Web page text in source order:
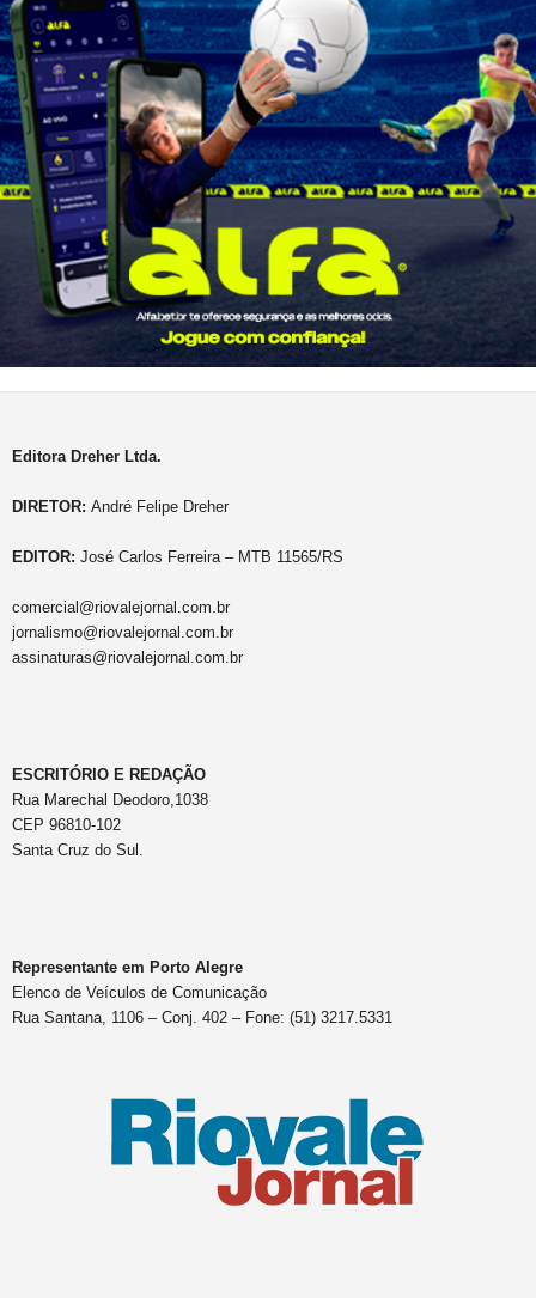
Editora Dreher Ltda.
DIRETOR: André Felipe Dreher
EDITOR: José Carlos Ferreira – MTB 11565/RS
comercial@riovalejornal.com.br
jornalismo@riovalejornal.com.br
assinaturas@riovalejornal.com.br
ESCRITÓRIO E REDAÇÃO
Rua Marechal Deodoro,1038
CEP 96810-102
Santa Cruz do Sul.
Representante em Porto Alegre
Elenco de Veículos de Comunicação
Rua Santana, 1106 – Conj. 402 – Fone: (51) 3217.5331